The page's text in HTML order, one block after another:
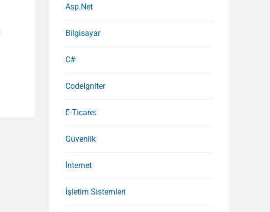
Asp.Net
Bilgisayar
C#
CodeIgniter
E-Ticaret
Güvenlik
İnternet
İşletim Sistemleri